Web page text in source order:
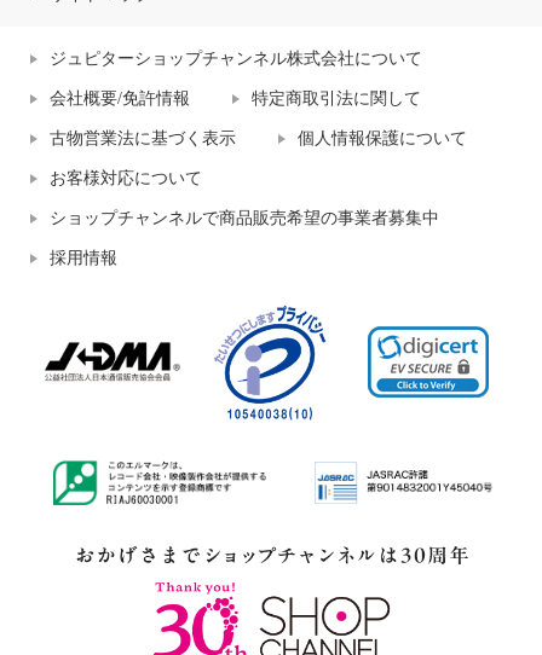
ジュピターショップチャンネル株式会社について
会社概要/免許情報 特定商取引法に関して
古物営業法に基づく表示 個人情報保護について
お客様対応について
ショップチャンネルで商品販売希望の事業者募集中
採用情報